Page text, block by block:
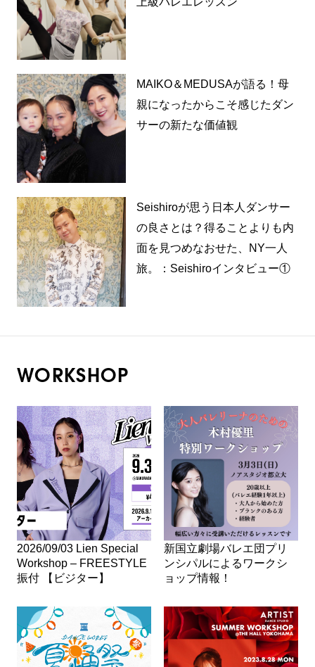
MAIKO＆MEDUSAが語る！母
親になったからこそ感じたダン
サーの新たな価値観
Seishiroが思う日本人ダンサー
の良さとは？得ることよりも内
面を見つめなおせた、NY一人
旅。：Seishiroインタビュー①
WORKSHOP
2026/09/03 Lien Special
Workshop – FREESTYLE
振付 【ビジター】
新国立劇場バレエ団プリ
ンシパルによるワークシ
ョップ情報！